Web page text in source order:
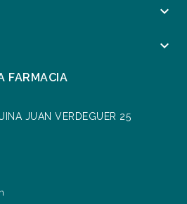


FARMACIA
JUAN VERDEGUER 25